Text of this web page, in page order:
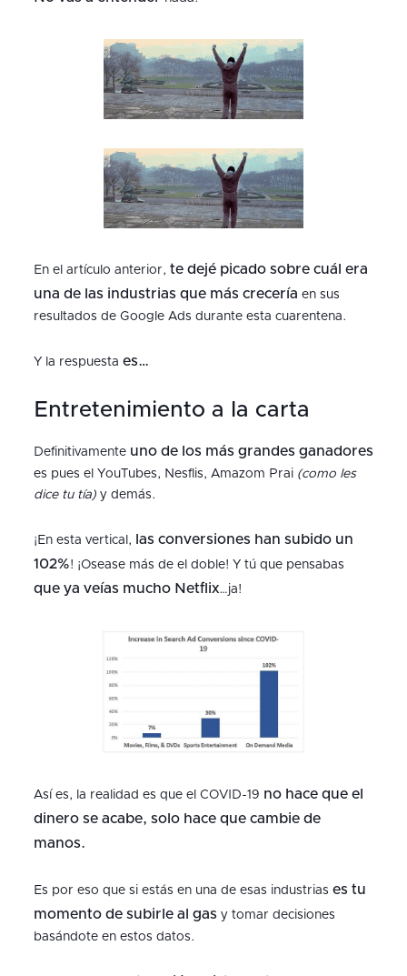
En el artículo anterior, te dejé picado sobre cuál era
una de las industrias que más crecería en sus
resultados de Google Ads durante esta cuarentena.
Y la respuesta es…
Entretenimiento a la carta
Definitivamente uno de los más grandes ganadores
es pues el YouTubes, Nesflis, Amazom Prai (como les
dice tu tía) y demás.
¡En esta vertical,
las conversiones han subido un
102%! ¡Osease más de el doble! Y tú que pensabas
que ya veías mucho Netflix…ja!
Así es, la realidad es que el COVID-19 no hace que el
dinero se acabe, solo hace que cambie de
manos.
Es por eso que si estás en una de esas industrias es tu
momento de subirle al gas y tomar decisiones
basándote en estos datos.